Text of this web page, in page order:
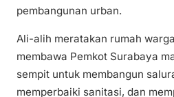
pembangunan urban.
Ali-alih meratakan rumah
membawa Pemkot Surabaya
sempit untuk membangun
memperbaiki sanitasi, dan